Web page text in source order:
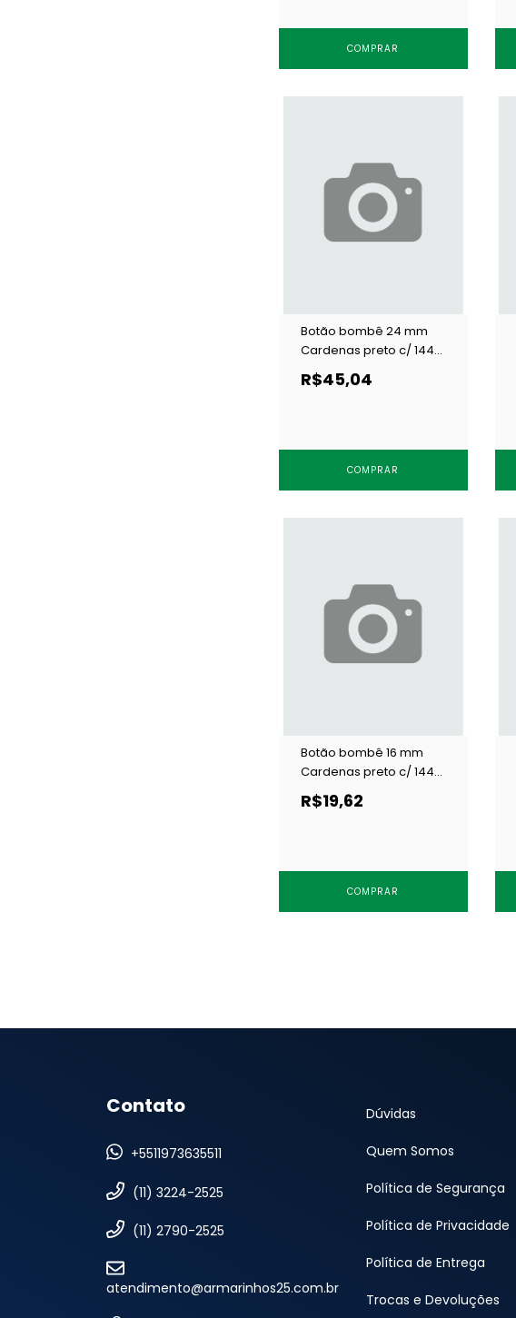
COMPRAR
Botão bombê 24 mm
Cardenas preto c/ 144
R$45,04
COMPRAR
Botão bombê 16 mm
Cardenas preto c/ 144
R$19,62
COMPRAR
Contato
+5511973635511
(11) 3224-2525
(11) 2790-2525
atendimento@armarinhos25.com.br
Dúvidas
Quem Somos
Política de Segurança
Política de Privacidade
Política de Entrega
Trocas e Devoluções